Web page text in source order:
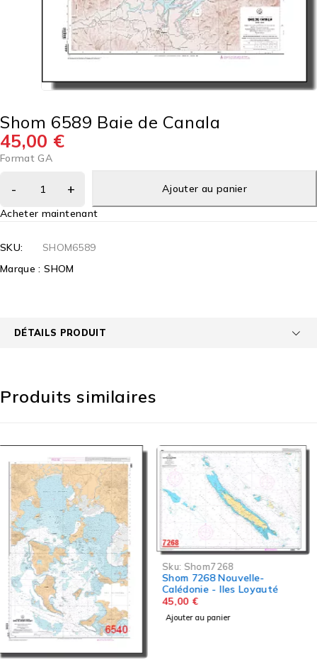
Shom 6589 Baie de Canala
45,00 €
Format GA
Ajouter au panier
Acheter maintenant
SKU:
SHOM6589
Marque :SHOM
DÉTAILS PRODUIT
Produits similaires
Sku:Shom7268
Shom 7268 Nouvelle-
Calédonie - Iles Loyauté
45,00€
Ajouter au panier